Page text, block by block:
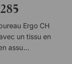
Ergo CH
un tissu en
assurant un effet